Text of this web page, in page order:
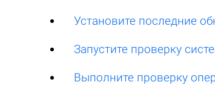
Установите последние
Запустите проверку
Выполните проверку